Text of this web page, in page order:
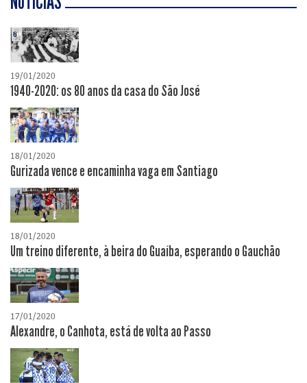
19/01/2020
1940-2020: os 80 anos da casa do São José
18/01/2020
Gurizada vence e encaminha vaga em Santiago
18/01/2020
Um treino diferente, à beira do Guaíba, esperando o Gauchão
17/01/2020
Alexandre, o Canhota, está de volta ao Passo